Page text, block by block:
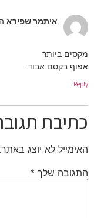
איתמר שפירא
מקסים ביותר
אפוף בקסם אבוד
Reply
כתיבת
האימייל לא יוצג באתר.
התגובה שלך*